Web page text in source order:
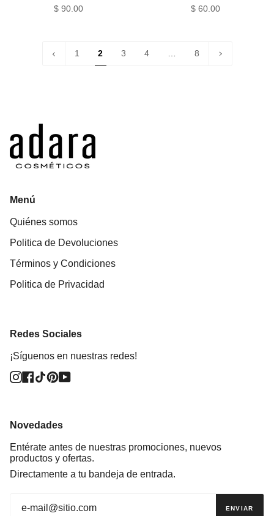
$ 90.00 $ 60.00
1 2 3 4 8
Siguiente
Menú
Quiénes somos
Politica de Devoluciones
Términos y Condiciones
Politica de Privacidad
Redes Sociales
¡Síguenos en nuestras redes!
Instagram
Facebook
TikTokPinterest
YouTube
Novedades
Entérate antes de nuestras promociones, nuevos
productos y ofertas.
Directamente a tu bandeja de entrada.
ENVIAR